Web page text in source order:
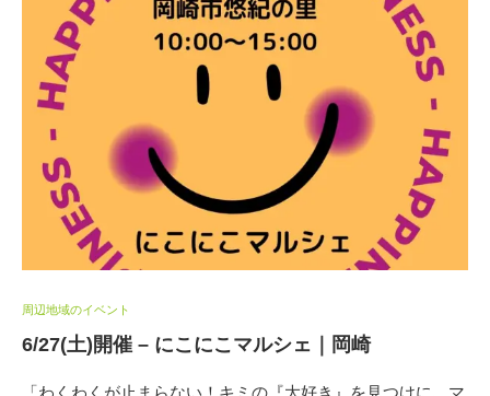
周辺地域のイベント
6/27(土)開催 – にこにこマルシェ｜岡崎
​「わくわくが止まらない！キミの『大好き』を見つけに、マ